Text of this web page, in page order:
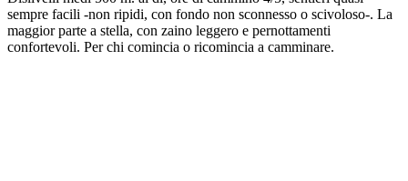
sempre facili -non ripidi, con fondo non sconnesso o scivoloso-. La
maggior parte a stella, con zaino leggero e pernottamenti
confortevoli. Per chi comincia o ricomincia a camminare.